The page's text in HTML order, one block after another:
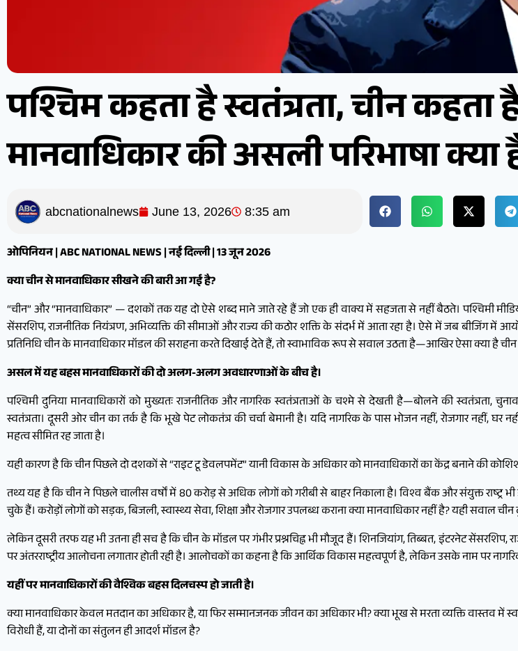
पश्चिम कहता है स्वतंत्रता, चीन
मानवाधिकार की असली परिभाषा क्या
abcnationalnews June 13, 2026 8:35 am
ओपिनियन | ABC NATIONAL NEWS | नई दिल्ली | 13 जून 2026
क्या चीन से मानवाधिकार सीखने की बारी आ गई है?
“चीन” और “मानवाधिकार” — दशकों तक यह दो ऐसे शब्द माने जाते रहे हैं जो एक ही वाक्य में सहजता से नहीं बैठते। पश्चिमी
सेंसरशिप, राजनीतिक नियंत्रण, अभिव्यक्ति की सीमाओं और राज्य की कठोर शक्ति के संदर्भ में आता रहा है। ऐसे में जब बीजिंग में
प्रतिनिधि चीन के मानवाधिकार मॉडल की सराहना करते दिखाई देते हैं, तो स्वाभाविक रूप से सवाल उठता है—आखिर ऐसा क्या है
असल में यह बहस मानवाधिकारों की दो अलग-अलग अवधारणाओं के बीच है।
पश्चिमी दुनिया मानवाधिकारों को मुख्यतः राजनीतिक और नागरिक स्वतंत्रताओं के चश्मे से देखती है—बोलने की स्वतंत्रता,
स्वतंत्रता। दूसरी ओर चीन का तर्क है कि भूखे पेट लोकतंत्र की चर्चा बेमानी है। यदि नागरिक के पास भोजन नहीं, रोजगार नहीं, घर
महत्व सीमित रह जाता है।
यही कारण है कि चीन पिछले दो दशकों से “राइट टू डेवलपमेंट” यानी विकास के अधिकार को मानवाधिकारों का केंद्र बनाने की
तथ्य यह है कि चीन ने पिछले चालीस वर्षों में 80 करोड़ से अधिक लोगों को गरीबी से बाहर निकाला है। विश्व बैंक और संयुक्त राष्ट्र
चुके हैं। करोड़ों लोगों को सड़क, बिजली, स्वास्थ्य सेवा, शिक्षा और रोजगार उपलब्ध कराना क्या मानवाधिकार नहीं है? यही सवाल चीन
लेकिन दूसरी तरफ यह भी उतना ही सच है कि चीन के मॉडल पर गंभीर प्रश्नचिह्न भी मौजूद हैं। शिनजियांग, तिब्बत, इंटरनेट सेंसरशिप,
पर अंतरराष्ट्रीय आलोचना लगातार होती रही है। आलोचकों का कहना है कि आर्थिक विकास महत्वपूर्ण है, लेकिन उसके नाम पर
यहीं पर मानवाधिकारों की वैश्विक बहस दिलचस्प हो जाती है।
क्या मानवाधिकार केवल मतदान का अधिकार है, या फिर सम्मानजनक जीवन का अधिकार भी? क्या भूख से मरता व्यक्ति वास्तव में
विरोधी हैं, या दोनों का संतुलन ही आदर्श मॉडल है?